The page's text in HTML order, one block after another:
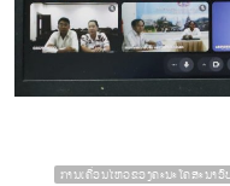
ການເຄື່ອນໄຫວຂອງຄະນະໂຄສະນ